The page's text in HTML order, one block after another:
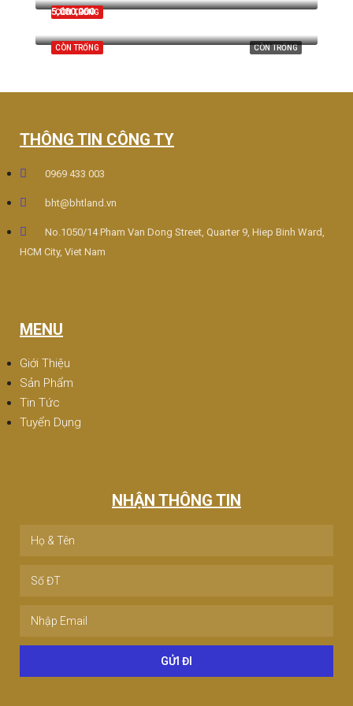
CÒN TRỐNG
CÒN TRỐNG
CÒN TRỐNG
5,000,000
THÔNG TIN CÔNG TY
0969 433 003
bht@bhtland.vn
No.1050/14 Pham Van Dong Street, Quarter 9, Hiep Binh Ward,
HCM City, Viet Nam
MENU
Giới Thiệu
Sản Phẩm
Tin Tức
Tuyển Dụng
NHẬN THÔNG TIN
GỬI ĐI